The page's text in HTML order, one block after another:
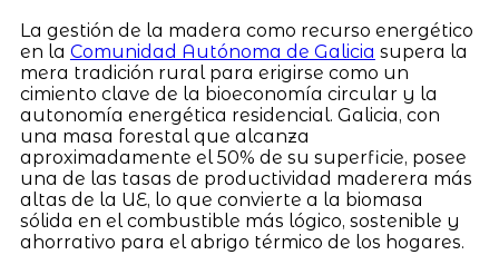
La gestión de la madera como recurso energético
en la Comunidad Autónoma de Galicia supera la
mera tradición rural para erigirse como un
cimiento clave de la bioeconomía circular y la
autonomía energética residencial. Galicia, con
una masa forestal que alcanza
aproximadamente el 50% de su superficie, posee
una de las tasas de productividad maderera más
altas de la UE, lo que convierte a la biomasa
sólida en el combustible más lógico, sostenible y
ahorrativo para el abrigo térmico de los hogares.